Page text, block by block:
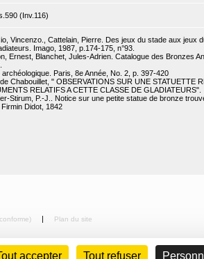
(Inv.116)
Vincenzo., Cattelain, Pierre. Des jeux du stade aux jeux
Imago, 1987, p.174-175, n°93.
Ernest, Blanchet, Jules-Adrien. Catalogue des Bronzes
archéologique. Paris, 8e Année, No. 2, p. 397-420
Chabouillet, " OBSERVATIONS SUR UNE STATUETTE
RELATIFS A CETTE CLASSE DE GLADIATEURS".
Stirum, P.-J.. Notice sur une petite statue de bronze
Firmin Didot, 1842
Plan du site
accepter Tout refuser